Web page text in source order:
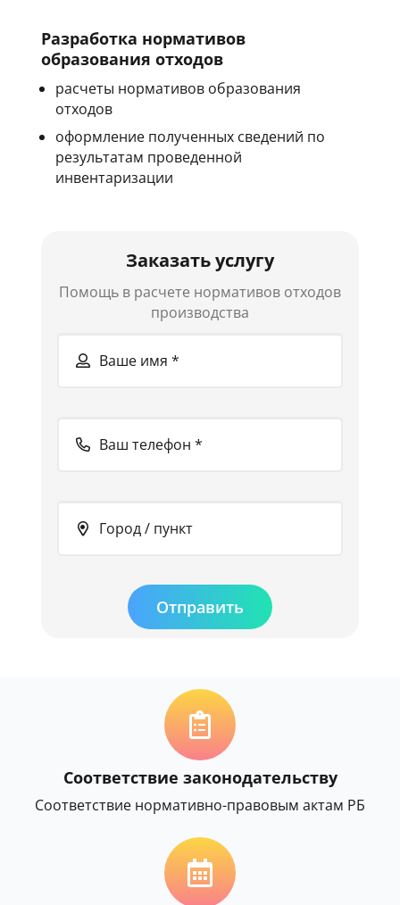
Разработка нормативов
образования отходов
расчеты нормативов образования
отходов
оформление полученных сведений по
результатам проведенной
инвентаризации
Заказать услугу
Помощь в расчете нормативов отходов
производства
Ваше имя *
Ваш телефон *
Город / пункт
Отправить
Соответствие законодательству
Соответствие нормативно-правовым актам РБ